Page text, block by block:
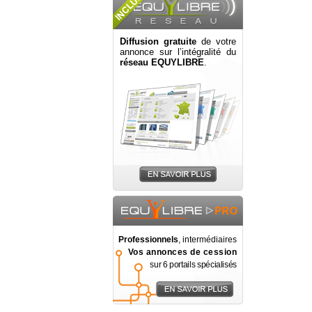
Diffusion gratuite de votre
annonce sur l’intégralité du
réseau EQUYLIBRE.
Professionnels, intermédiaires
Vos annonces de cession
sur 6 portails spécialisés